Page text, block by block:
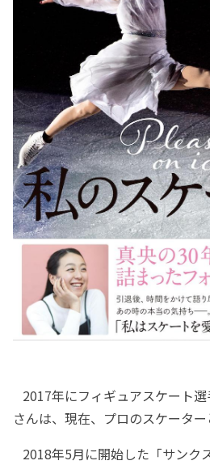
2017年にフィギュアスケート
さんは、現在、プロのスケーター
2018年5月に開始した「サンク